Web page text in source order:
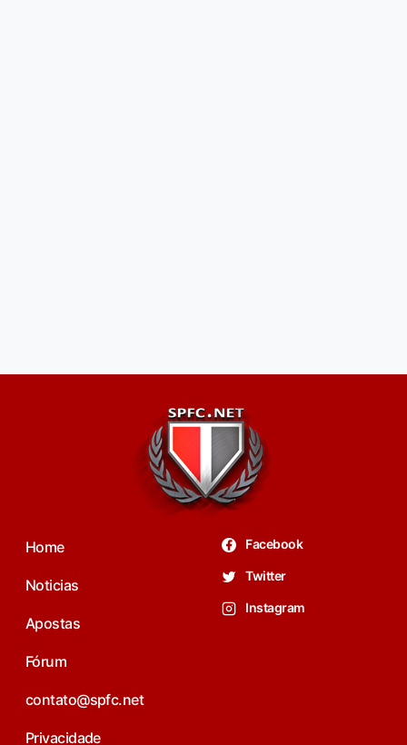
Home
Noticias
Apostas
Fórum
contato@spfc.net
Privacidade
Facebook
Twitter
Instagram